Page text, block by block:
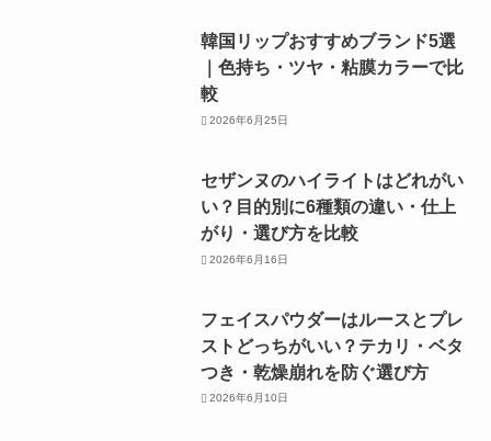
韓国リップおすすめブランド5選
｜色持ち・ツヤ・粘膜カラーで比
較
2026年6月25日
セザンヌのハイライトはどれがい
い？目的別に6種類の違い・仕上
がり・選び方を比較
2026年6月16日
フェイスパウダーはルースとプレ
ストどっちがいい？テカリ・ベタ
つき・乾燥崩れを防ぐ選び方
2026年6月10日